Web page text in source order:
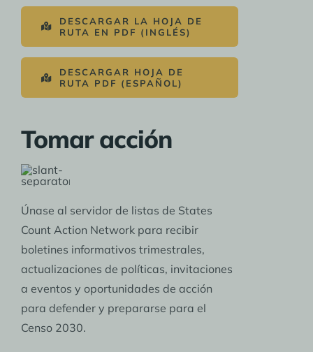
DESCARGAR LA HOJA DE
RUTA EN PDF (INGLÉS)
DESCARGAR HOJA DE
RUTA PDF (ESPAÑOL)
Tomar acción
Únase al servidor de listas de States
Count Action Network para recibir
boletines informativos trimestrales,
actualizaciones de políticas, invitaciones
a eventos y oportunidades de acción
para defender y prepararse para el
Censo 2030.